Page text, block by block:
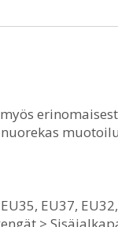
nuorekas
EU37,